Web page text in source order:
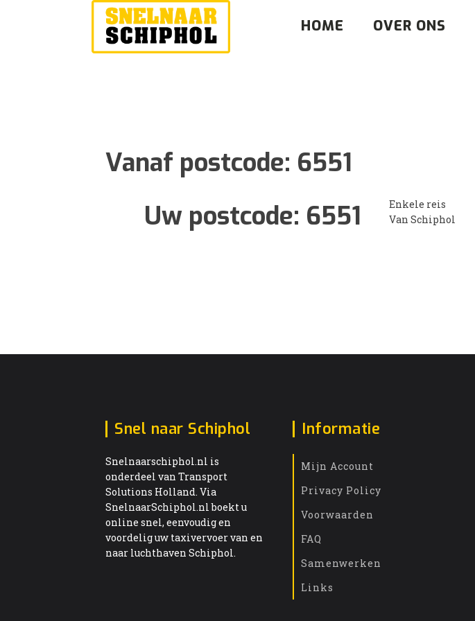
HOME OVER ONS
Vanaf postcode: 6551
Uw postcode: 6551
Enkele reis
Van Schiphol
Snel naar Schiphol
Snelnaarschiphol.nl is
onderdeel van Transport
Solutions Holland. Via
SnelnaarSchiphol.nl boekt u
online snel, eenvoudig en
voordelig uw taxivervoer van en
naar luchthaven Schiphol.
Informatie
Mijn Account
Privacy Policy
Voorwaarden
FAQ
Samenwerken
Links